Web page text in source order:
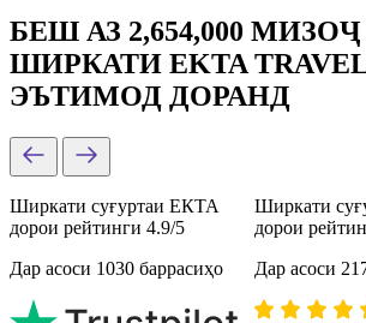
БЕШ АЗ 2,654,000
ШИРКАТИ EKTA
ЭЪТИМОД ДОРАНД
Ширкати суғуртаи ЕКТА
дорои рейтинги 4.9/5
Дар асоси 1030 баррасиҳо
Ширкати
дорои
Дар асоси